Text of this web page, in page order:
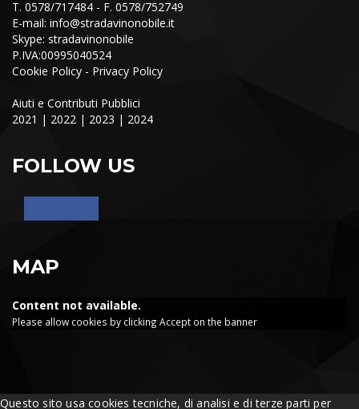
T. 0578/717484 - F. 0578/752749
E-mail: info@stradavinonobile.it
Skype: stradavinonobile
P.IVA:00995040524
Cookie Policy - Privacy Policy
Aiuti e Contributi Pubblici
2021 | 2022 | 2023 | 2024
FOLLOW US
MAP
Content not available.
Please allow cookies by clicking Accept on the banner
Questo sito usa cookies tecniche, di analisi e di terze parti per